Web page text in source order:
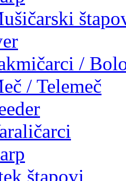
/
/ Telemeč
štapovi